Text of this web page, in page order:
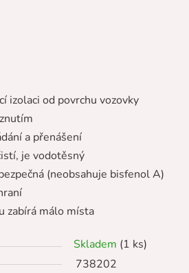
izolaci od povrchu vozovky
a přenášení
je vodotěsný
(neobsahuje bisfenol A)
zabírá málo místa
Skladem (1 ks)
738202